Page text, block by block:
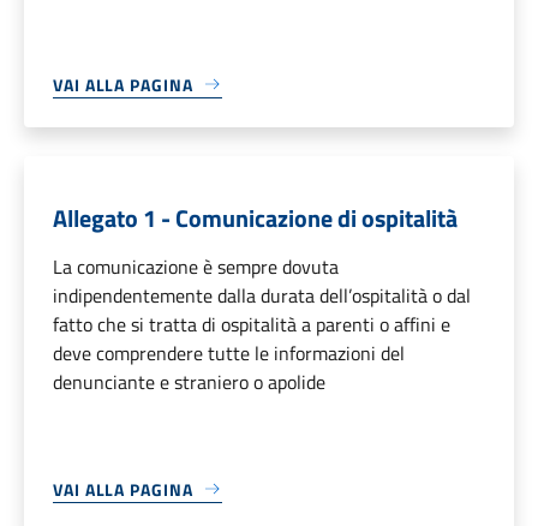
VAI ALLA PAGINA
Allegato 1 - Comunicazione di ospitalità
La comunicazione è sempre dovuta
indipendentemente dalla durata dell’ospitalità o dal
fatto che si tratta di ospitalità a parenti o affini e
deve comprendere tutte le informazioni del
denunciante e straniero o apolide
VAI ALLA PAGINA